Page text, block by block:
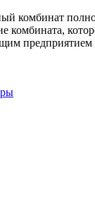
комбинат